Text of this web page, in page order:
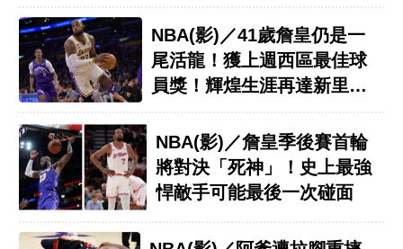
NBA(影)／41歲詹皇仍是一
尾活龍！獲上週西區最佳球
員獎！輝煌生涯再達新里程
NBA(影)／詹皇季後賽首輪
將對決「死神」！史上最強
悍敵手可能最後一次碰面